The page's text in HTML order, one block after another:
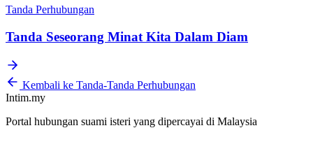
Tanda Perhubungan
Tanda Seseorang Minat Kita Dalam Diam
Kembali ke Tanda-Tanda Perhubungan
Intim.my
Portal hubungan suami isteri yang dipercayai di Malaysia